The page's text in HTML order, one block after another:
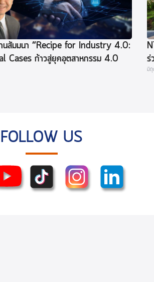
นสัมมนา “Recipe for Industry 4.0:
Cases ก้าวสู่ยุคอุตสาหกรรม 4.0
สำเร็จสำหรับ SME ไทย คัดเลือก 40
ร่
มิ
FOLLOW US